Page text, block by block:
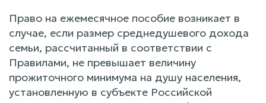
Право на ежемесячное пособие возникает в
случае, если размер среднедушевого дохода
семьи, рассчитанный в соответствии с
Правилами, не превышает величину
прожиточного минимума на душу населения,
установленную в субъекте Российской